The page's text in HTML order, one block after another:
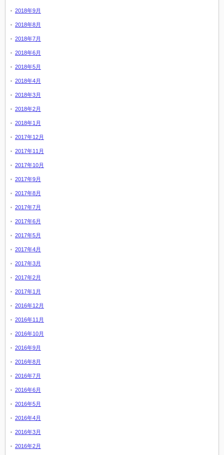
2018年9月
2018年8月
2018年7月
2018年6月
2018年5月
2018年4月
2018年3月
2018年2月
2018年1月
2017年12月
2017年11月
2017年10月
2017年9月
2017年8月
2017年7月
2017年6月
2017年5月
2017年4月
2017年3月
2017年2月
2017年1月
2016年12月
2016年11月
2016年10月
2016年9月
2016年8月
2016年7月
2016年6月
2016年5月
2016年4月
2016年3月
2016年2月